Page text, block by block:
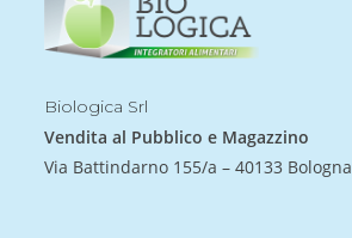
Biologica Srl
Vendita al Pubblico e Magazzino
Via Battindarno 155/a – 40133 Bologna